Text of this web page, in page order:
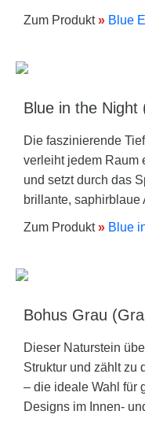
Zum Produkt» Blue
Blue in the Night
Die faszinierende
verleiht jedem Raum
und setzt durch das
brillante, saphirblaue
Zum Produkt» Blue
Bohus Grau
Dieser Naturstein
Struktur und zählt zu
– die ideale Wahl für
Designs im Innen-